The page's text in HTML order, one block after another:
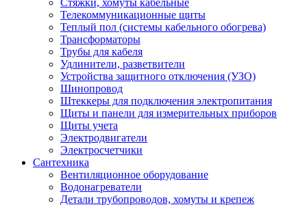
Телекоммуникационные щиты
Теплый пол (системы кабельного обогрева)
Трансформаторы
Трубы для кабеля
Удлинители, разветвители
Устройства защитного отключения (УЗО)
Шинопровод
Штеккеры для подключения электропитания
Щиты и панели для измерительных приборов
Щиты учета
Электродвигатели
Электросчетчики
Сантехника
Вентиляционное оборудование
Водонагреватели
Детали трубопроводов, хомуты и крепеж